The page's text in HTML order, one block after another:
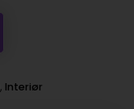
, Interiør